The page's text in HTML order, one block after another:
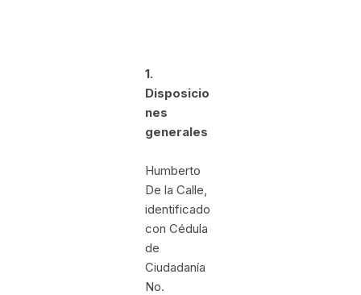
1.
Disposicio
nes
generales
Humberto
De la Calle,
identificado
con Cédula
de
Ciudadanía
No.